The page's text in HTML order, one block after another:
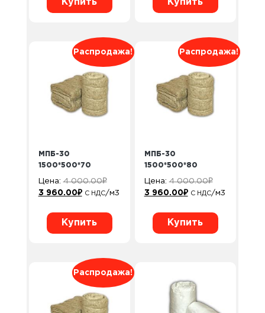
Купить Купить
Распродажа!
МПБ-30
1500*500*70
Цена:4 000.00₽
3 960.00₽ С НДС/м3
Купить
Распродажа!
МПБ-30
1500*500*80
Цена:4 000.00₽
3 960.00₽ С НДС/м3
Купить
Распродажа!